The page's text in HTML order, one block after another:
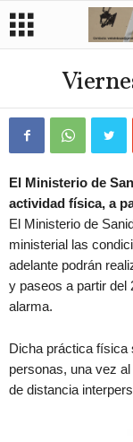
El Ministerio de
actividad física, a
El Ministerio de
ministerial las
adelante podrán
y paseos a partir del
alarma.
Dicha práctica física
personas, una vez
de distancia